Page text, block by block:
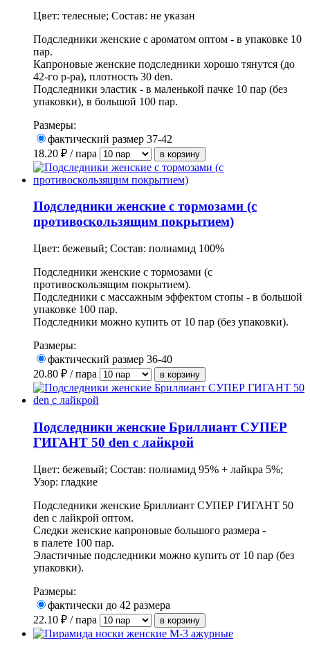
Цвет: телесные; Состав: не указан
Подследники женские с ароматом оптом - в упаковке 10
пар.
Капроновые женские подследники хорошо тянутся (до
42-го р-ра), плотность 30 den.
Подследники эластик - в маленькой пачке 10 пар (без
упаковки), в большой 100 пар.
Размеры:
фактический размер 37-42
18.20 ₽ / пара
Подследники женские с тормозами (с
противоскользящим покрытием)
Цвет: бежевый; Состав: полиамид 100%
Подследники женские с тормозами (с
противоскользящим покрытием).
Подследники с массажным эффектом стопы - в большой
упаковке 100 пар.
Подследники можно купить от 10 пар (без упаковки).
Размеры:
фактический размер 36-40
20.80 ₽ / пара
Подследники женские Бриллиант СУПЕР
ГИГАНТ 50 den с лайкрой
Цвет: бежевый; Состав: полиамид 95% + лайкра 5%;
Узор: гладкие
Подследники женские Бриллиант СУПЕР ГИГАНТ 50
den с лайкрой оптом.
Следки женские капроновые большого размера -
в палете 100 пар.
Эластичные подследники можно купить от 10 пар (без
упаковки).
Размеры:
фактически до 42 размера
22.10 ₽ / пара